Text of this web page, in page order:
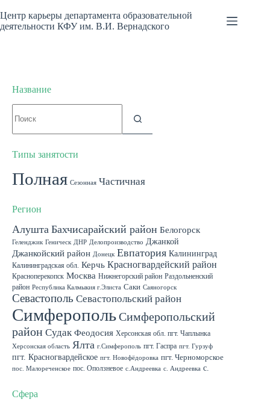
к
сути
Центр карьеры департамента образовательной
деятельности КФУ им. В.И. Вернадского
Название
не
Типы занятости
Полная Сезонная Частичная
Регион
Алушта Бахчисарайский район Белогорск
Геленджик Геническ ДНР Делопроизводство Джанкой
Джанкойский район Донецк Евпатория Калининград
Калининградская обл. Керчь Красногвардейский район
Красноперекопск Москва Нижнегорский район Раздольненский
район Республика Калмыкия г.Элиста Саки Саяногорск
Севастополь Севастопольский район
СимферопольСимферопольский
район Судак Феодосия Херсонская обл. пгт. Чаплынка
Херсонская область Ялта г.Симферополь пгт. Гаспра пгт. Гурзуф
пгт. Красногвардейское пгт. Новофёдоровка пгт. Черноморское
пос. Малореченское пос. Оползневое с.Андреевка с. Андреевка с.
с.Школьное
Сфера